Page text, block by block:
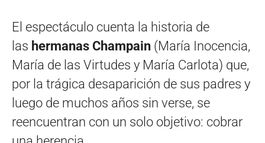
El espectáculo cuenta la historia de
las hermanas Champain (María Inocencia,
María de las Virtudes y María Carlota) que,
por la trágica desaparición de sus padres y
luego de muchos años sin verse, se
reencuentran con un solo objetivo: cobrar